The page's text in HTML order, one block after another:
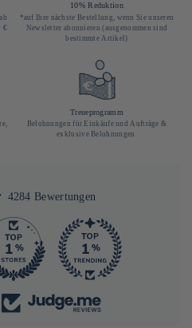
€
10% Reduktion
*auf Ihre nächste Bestellung, wenn Sie unseren
Newsletter abonnieren (ausgenommen sind
bestimmte Artikel)
Treueprogramm
Belohnungen für Einkäufe und Aufträge &
exklusive Belohnungen
4284 Bewertungen